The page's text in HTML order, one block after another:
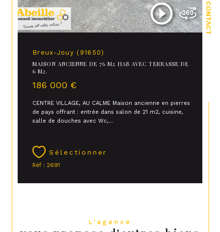
CONTACT
Breux-Jouy (91650)
MAISON ANCIENNE DE 76 M2 HAB AVEC TERRASSE DE
6 M2.
186 000 €
CENTRE VILLAGE, AU CALME Maison ancienne en pierres
de pays offrant : entrée dans salon de 21 m2, cuisine,
salle de douches avec Wc,...
Sélectionner
Réf : 2691
L'agence